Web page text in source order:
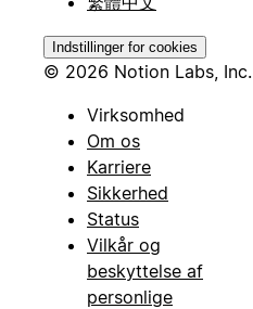
Indstillinger for cookies
© 2026 Notion Labs, Inc.
Virksomhed
Om os
Karriere
Sikkerhed
Status
Vilkår og
beskyttelse af
personlige